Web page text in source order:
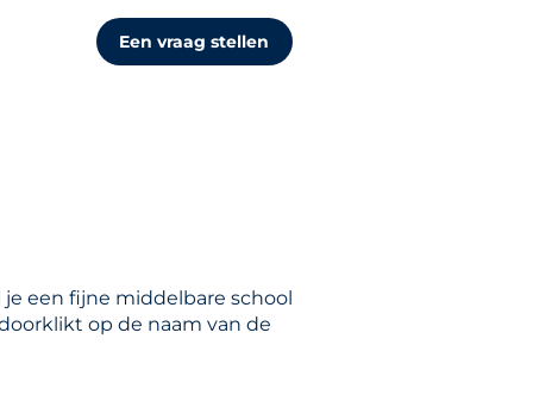
Een vraag stellen
een fijne middelbare school
op de naam van de